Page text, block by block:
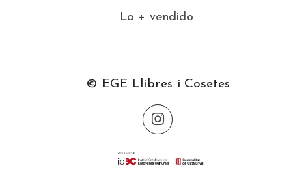
Lo + vendido
© EGE Llibres i Cosetes